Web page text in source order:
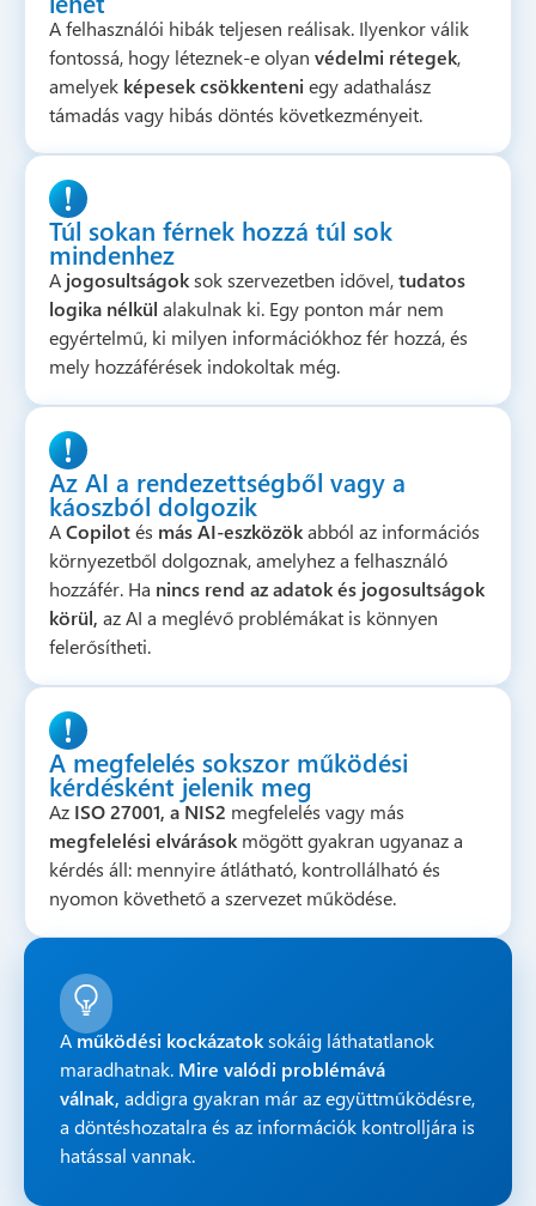
A felhasználói hibák teljesen reálisak. Ilyenkor válik
fontossá, hogy léteznek-e olyan védelmi rétegek,
amelyek képesek csökkenteni egy adathalász
támadás vagy hibás döntés következményeit.
Túl sokan férnek hozzá túl sok
mindenhez
A jogosultságoksok szervezetben idővel,tudatos
logika nélkül alakulnak ki. Egy ponton már nem
egyértelmű, ki milyen információkhoz fér hozzá, és
mely hozzáférések indokoltak még.
Az AI a rendezettségből vagy a
káoszból dolgozik
ACopilotés más AI-eszközökabból az információs
környezetből dolgoznak, amelyhez a felhasználó
hozzáfér. Ha nincs rend az adatok és jogosultságok
körül, az AI a meglévő problémákat is könnyen
felerősítheti.
A megfelelés sokszor működési
kérdésként jelenik meg
Az ISO 27001, a NIS2 megfelelés vagy más
megfelelési elvárások mögött gyakran ugyanaz a
kérdés áll: mennyire átlátható, kontrollálható és
nyomon követhető a szervezet működése.
Aműködési kockázatoksokáig láthatatlanok
maradhatnak. Mire valódi problémává
válnak, addigra gyakran már az együttműködésre,
a döntéshozatalra és az információk kontrolljára is
hatással vannak.